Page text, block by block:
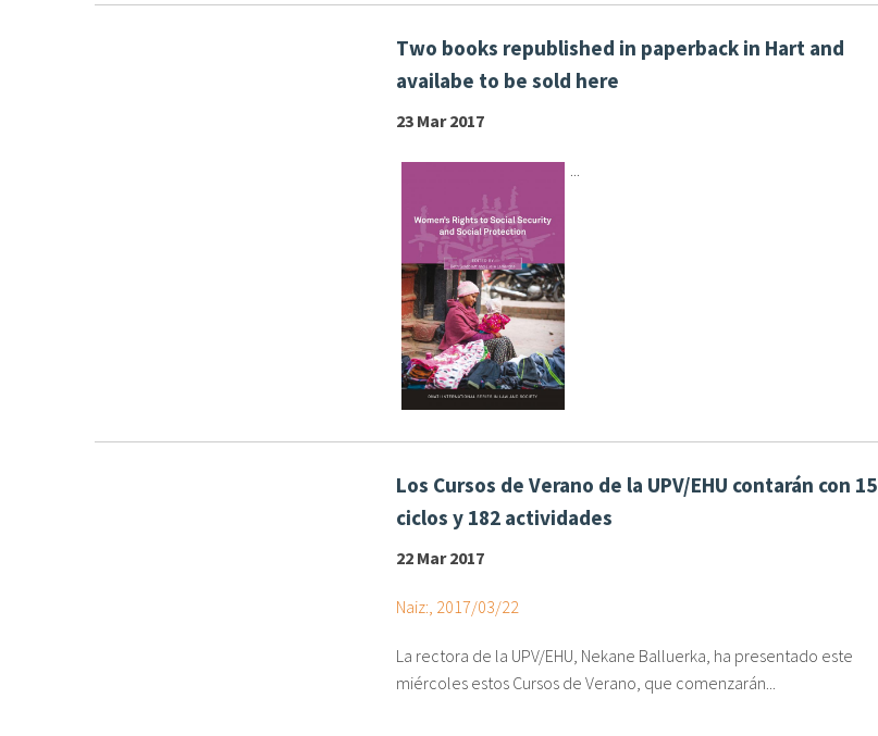
Two books republished in paperback in Hart and
availabe to be sold here
23 Mar 2017
...
Los Cursos de Verano de la UPV/EHU contarán con 15
ciclos y 182 actividades
22 Mar 2017
Naiz:, 2017/03/22
La rectora de la UPV/EHU, Nekane Balluerka, ha presentado este
miércoles estos Cursos de Verano, que comenzarán...